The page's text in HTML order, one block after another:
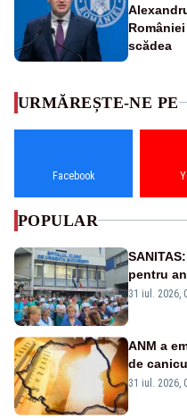
scădea
URMĂREȘTE-NE PE
Facebook
POPULAR
pentru
Legii
31 iul. 2026,
ANM a
de
de
31 iul. 2026,